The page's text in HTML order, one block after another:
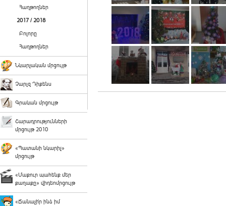
Հաղթողներ
2017 / 2018
Բոլորը
Հաղթողներ
Նկարչական մրցույթ
Չարլզ Դիքենս
Գրական մրցույթ
Շարադրությունների
մրցույթ 2010
«Պատանի նկարիչ»
մրցույթ
«Մաքուր պահենք մեր
քաղաքը» վիդեոմրցույթ
«Ճանաչի՛ր ինձ իմ